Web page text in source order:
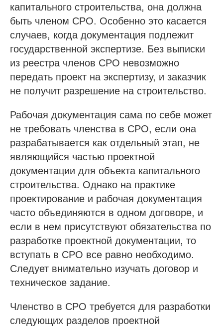
капитального строительства, она должна
быть членом СРО. Особенно это касается
случаев, когда документация подлежит
государственной экспертизе. Без выписки
из реестра членов СРО невозможно
передать проект на экспертизу, и заказчик
не получит разрешение на строительство.
Рабочая документация сама по себе может
не требовать членства в СРО, если она
разрабатывается как отдельный этап, не
являющийся частью проектной
документации для объекта капитального
строительства. Однако на практике
проектирование и рабочая документация
часто объединяются в одном договоре, и
если в нем присутствуют обязательства по
разработке проектной документации, то
вступать в СРО все равно необходимо.
Следует внимательно изучать договор и
техническое задание.
Членство в СРО требуется для разработки
следующих разделов проектной